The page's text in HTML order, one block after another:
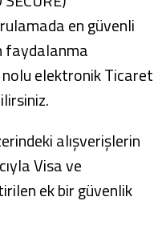
en güvenli
faydalanma
elektronik Ticaret
alışverişlerin
Visa ve
ek bir güvenlik